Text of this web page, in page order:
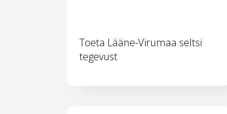
Toeta Lääne-Virumaa seltsi
tegevust